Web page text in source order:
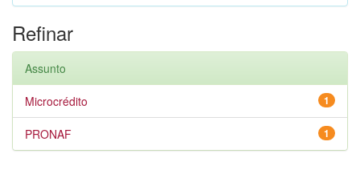
Refinar
Assunto
1
Microcrédito
1
PRONAF